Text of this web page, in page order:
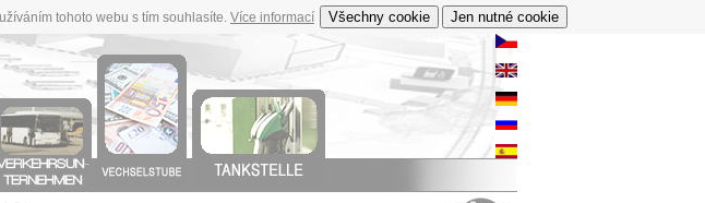
tohoto webu s tím souhlasíte. Více informací